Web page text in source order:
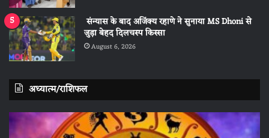
संन्यास के बाद अजिंक्‍य रहाणे ने सुनाया MS Dhoni से
जुड़ा बेहद दिलचस्प किस्सा
August 6, 2026
अध्यात्म/राशिफल